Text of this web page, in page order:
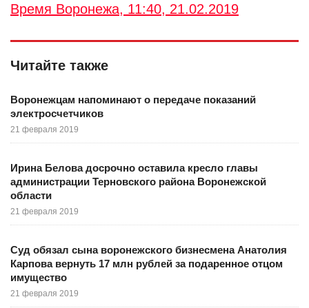
Время Воронежа, 11:40, 21.02.2019
Читайте также
Воронежцам напоминают о передаче показаний
электросчетчиков
21 февраля 2019
Ирина Белова досрочно оставила кресло главы
администрации Терновского района Воронежской
области
21 февраля 2019
Суд обязал сына воронежского бизнесмена Анатолия
Карпова вернуть 17 млн рублей за подаренное отцом
имущество
21 февраля 2019